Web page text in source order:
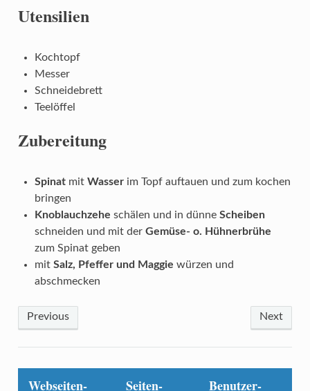
Utensilien
Kochtopf
Messer
Schneidebrett
Teelöffel
Zubereitung
Spinatmit Wasserim Topf auftauen und zum kochen
bringen
Knoblauchzehe schälen und in dünne Scheiben
schneiden und mit der Gemüse- o. Hühnerbrühe
zum Spinat geben
mit Salz, Pfeffer und Maggie würzen und
abschmecken
Previous Next
Webseiten- Seiten- Benutzer-